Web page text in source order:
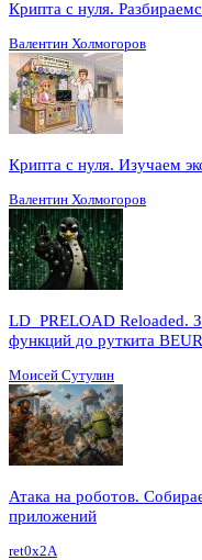
Крипта с нуля.
Валентин Холмогоров
Крипта с нуля. Изучаем
Валентин Холмогоров
LD_PRELOAD Reloaded.
функций до руткита
Моисей Сутулин
Атака на роботов.
приложений
ret0x2A